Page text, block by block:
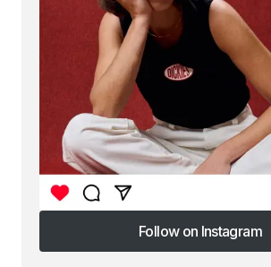
Follow on Instagram
Follow on Instagram